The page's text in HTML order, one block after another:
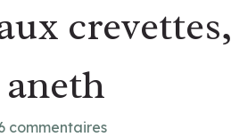
crevettes,
commentaires